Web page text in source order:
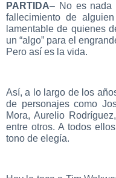
PARTIDA– No es nada
fallecimiento de
lamentable de quienes
un “algo” para el
Pero así es la vida.
Así, a lo largo de los
de personajes como
Mora, Aurelio
entre otros. A todos
tono de elegía.